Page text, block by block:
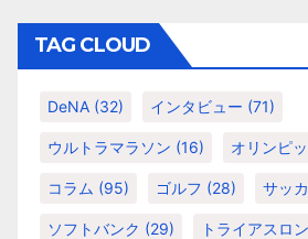
リ
TAG CLOUD
DeNA (32) インタビュー (71)
ウルトラマラソン (16) オリンピ
コラム (95) ゴルフ (28) サッ
ソフトバンク (29) トライアスロン